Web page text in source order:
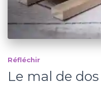
Réfléchir
Le mal de dos